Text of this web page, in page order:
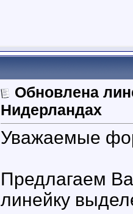
Обновлена
Нидерландах
Уважаемые
Предлагаем
линейку